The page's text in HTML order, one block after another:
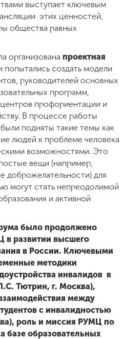
выступает ключевым
этих ценностей,
общества равных
организована проектная
попытались создать модели
руководителей основных
программ,
профориентации и
В процессе работы
подняты такие темы как
людей к проблеме человека
возможностями. Это
вещи (например,
доброжелательности) для
могут стать непреодолимой
и активной
было продолжено
развитии высшего
в России. Ключевыми
методики
инвалидов в
Тютрин, г. Москва),
между
с инвалидностью
роль и миссия РУМЦ по
базе образовательных